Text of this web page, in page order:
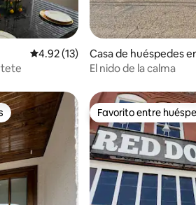
Calificación promedio: 4.92 de 5;
4.92 (13)
Casa de huéspedes
es
El nido de la calma
Favorito entre
Favorito entre